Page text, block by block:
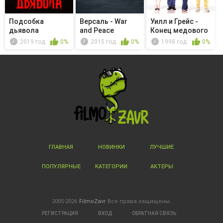
Подсобка
дьявола
2019 год 0%
Версаль - War
and Peace
2015 год 0%
Уилл и Грейс -
Конец медового
месяца
1998 год 0%
ГЛАВНАЯ НОВИНКИ ЛУЧШИЕ
ПОПУЛЯРНЫЕ КАТЕГОРИИ АКТЕРЫ
2005-2026 FilmoZavr Все права защищены.
РЕГИСТРАЦИЯ ВХОД ОБРАТНАЯ СВЯЗЬ